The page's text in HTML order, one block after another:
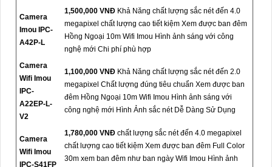
Camera
Imou IPC-
A42P-L
1,500,000 VNĐ Khả Năng chất lượng sắc nét đến 4.0
megapixel chất lượng cao tiết kiệm Xem được ban đêm
Hồng Ngoại 10m Wifi Imou Hình ảnh sáng với công
nghệ mới Chi phí phù hợp
Camera
Wifi Imou
IPC-
A22EP-L-
V2
1,100,000 VNĐ Khả Năng chất lượng sắc nét đến 2.0
megapixel Chất lượng đúng tiêu chuẩn Xem được ban
đêm Hồng Ngoại 10m Wifi Imou Hình ảnh sáng với
công nghệ mới Hình Ảnh sắc nét Dễ Dàng Sử Dụng
Camera
Wifi Imou
IPC-S41FP
1,780,000 VNĐ chất lượng sắc nét đến 4.0 megapixel
chất lượng cao tiết kiệm Xem được ban đêm Full Color
30m xem ban đêm như ban ngày Wifi Imou Hình ảnh